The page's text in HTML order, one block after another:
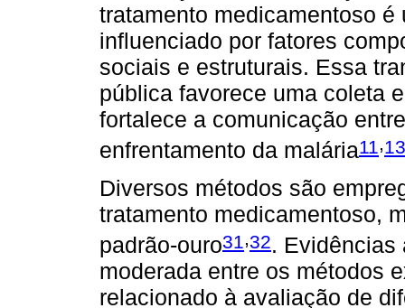
tratamento medicamentoso
influenciado por fatores
sociais e estruturais. Essa
pública favorece uma coleta
fortalece a comunicação
enfrentamento da malária11 13
Diversos métodos são
tratamento medicamentoso,
padrão-ouro31,32. Evidências
moderada entre os métodos
relacionado à avaliação de